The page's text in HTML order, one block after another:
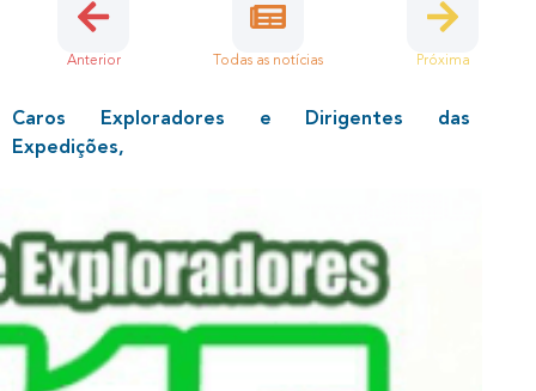
Anterior Todas as notícias Próxima
Caros Exploradores e Dirigentes das
Expedições,